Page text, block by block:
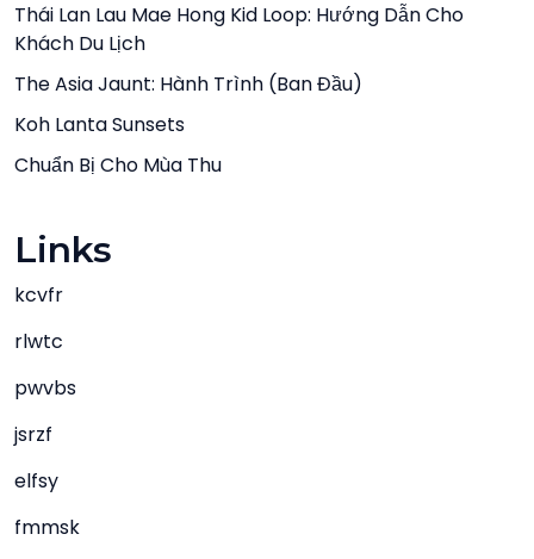
Thái Lan Lau Mae Hong Kid Loop: Hướng Dẫn Cho
Khách Du Lịch
The Asia Jaunt: Hành Trình (ban Đầu)
Koh Lanta Sunsets
Chuẩn Bị Cho Mùa Thu
Links
kcvfr
rlwtc
pwvbs
jsrzf
elfsy
fmmsk